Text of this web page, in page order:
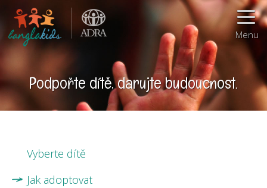
Menu
Podpořte dítě, darujte budoucnost.
Vyberte dítě
Jak adoptovat